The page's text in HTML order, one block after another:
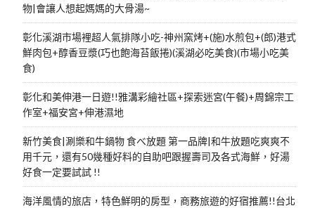
物|會讓人想起媽媽的大骨湯~
彰化溪湖市場裡超人氣排隊小吃-神州窯烤+(施)水煎包+(郎)港式
鮮肉包+醇香豆漿(巧也飽海苔飯捲)(溪湖必吃美食)(市場小吃美
食)
彰化和美伸港一日遊!!雅溝彩繪社區+探索迷宮(午餐)+周錦宗工
作室+福安宮+伸港濕地
新竹美食|涮樂和牛鍋物 食べ放題 第一品牌|和牛放題吃爽爽不
用千元，還有50幾種好料的自助吧跟握壽司及各式海鮮，好湯
好食一定要試試 !!
海洋風情的旅店，特色鮮明的房型，商務旅遊的好宿推薦!!台北